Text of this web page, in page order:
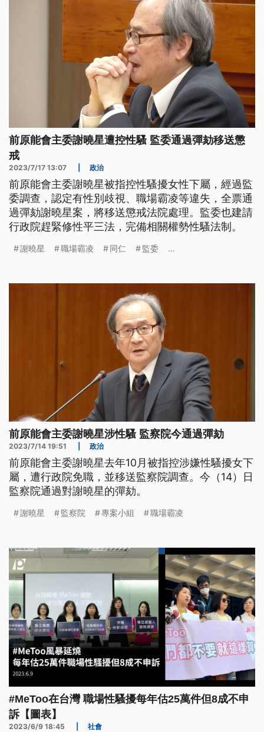
前原能會主委謝曉星遭控性騷 監委通過彈劾移送懲
戒
2023/7/17 13:07 政治
前原能會主委謝曉星被指控性騷擾女性下屬，經過監
委調查，認定有性別歧視、職場霸凌等違失，全票通
過彈劾謝曉星案，將移送懲戒法院處理。監委也建請
行政院趕緊修性平三法，完備相關權勢性騷法制。
謝曉星 職場霸凌 同仁 監委 ...
前原能會主委謝曉星涉性騷 監察院今通過彈劾
2023/7/14 19:51 政治
前原能會主委謝曉星去年10月被指控涉嫌性騷擾女下
屬，遭行政院免職，並移送監察院調查。今（14）日
監察院通過對謝曉星的彈劾。
謝曉星 監察院 專案小組 職場霸凌
#MeToo在台灣 職場性騷擾每年估25萬件但8成不申
訴【圖表】
2023/6/9 18:45 社會